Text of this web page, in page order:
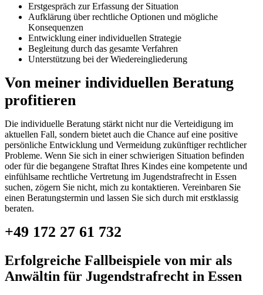
Erstgespräch zur Erfassung der Situation
Aufklärung über rechtliche Optionen und mögliche
Konsequenzen
Entwicklung einer individuellen Strategie
Begleitung durch das gesamte Verfahren
Unterstützung bei der Wiedereingliederung
Von meiner individuellen Beratung
profitieren
Die individuelle Beratung stärkt nicht nur die Verteidigung im
aktuellen Fall, sondern bietet auch die Chance auf eine positive
persönliche Entwicklung und Vermeidung zukünftiger rechtlicher
Probleme. Wenn Sie sich in einer schwierigen Situation befinden
oder für die begangene Straftat Ihres Kindes eine kompetente und
einfühlsame rechtliche Vertretung im Jugendstrafrecht in Essen
suchen, zögern Sie nicht, mich zu kontaktieren. Vereinbaren Sie
einen Beratungstermin und lassen Sie sich durch mit erstklassig
beraten.
+49 172 27 61 732
Erfolgreiche Fallbeispiele von mir als
Anwältin für Jugendstrafrecht in Essen